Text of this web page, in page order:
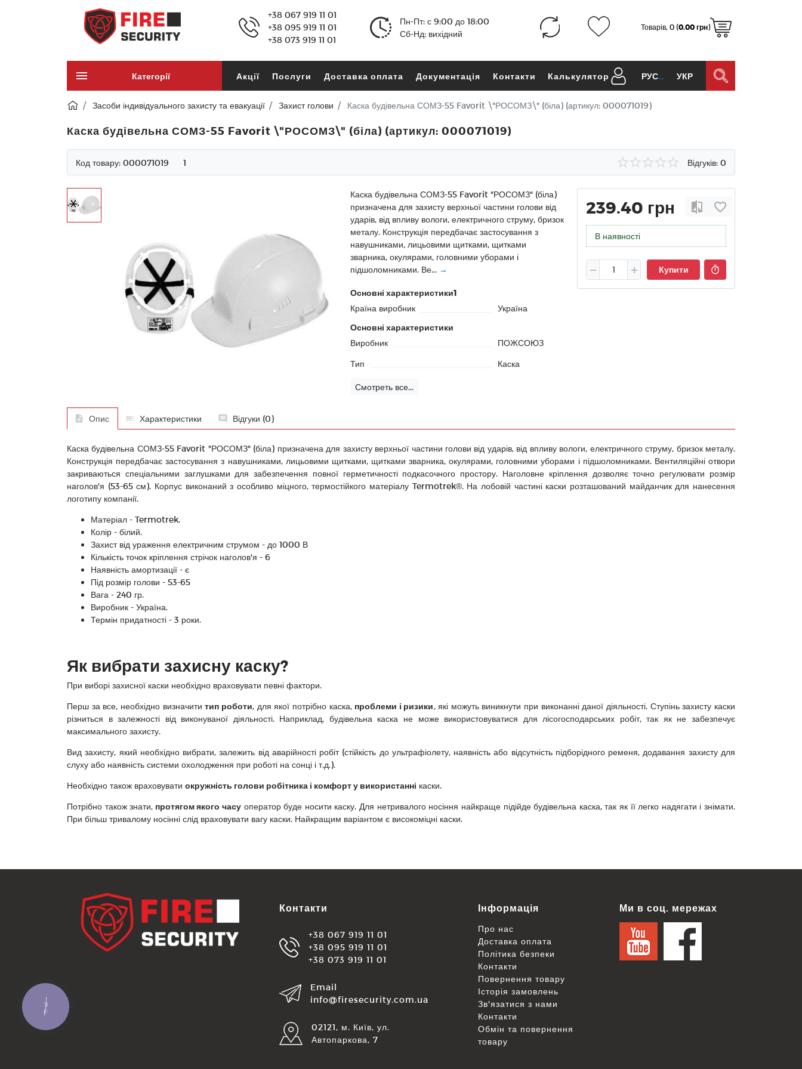
+38 067 919 11 01
+38 095 919 11 01
+38 073 919 11 01
Пн-Пт: с 9:00 до 18:00
Сб-Нд: вихідний
Товарів, 0 (0.00 грн)
Категорії Акції Послуги Доставка оплата Документація Контакти Калькулятор РУС УКР
Засоби індивідуального захисту та евакуації Захист голови Каска будівельна СОМЗ-55 Favorit \"РОСОМЗ\" (біла) (артикул: 000071019)
Каска будівельна СОМЗ-55 Favorit \"РОСОМЗ\" (біла) (артикул: 000071019)
Код товару: 000071019 1 Відгуків: 0
239.40 грн
В наявності
Купити
Каска будівельна СОМЗ-55 Favorit "РОСОМЗ" (біла)
призначена для захисту верхньої частини голови від
ударів, від впливу вологи, електричного струму, бризок
металу. Конструкція передбачає застосування з
навушниками, лицьовими щитками, щитками
зварника, окулярами, головними уборами і
підшоломниками. Ве... →
Основні характеристики1
Країна виробник
Україна
Основні характеристики
Виробник
ПОЖСОЮЗ
Тип Каска
Смотреть все...
Опис Характеристики Відгуки (0)
Каска будівельна СОМЗ-55 Favorit "РОСОМЗ" (біла) призначена для захисту верхньої частини голови від ударів, від впливу вологи, електричного струму, бризок металу.
Конструкція передбачає застосування з навушниками, лицьовими щитками, щитками зварника, окулярами, головними уборами і підшоломниками. Вентиляційні отвори
закриваються спеціальними заглушками для забезпечення повної герметичності подкасочного простору. Наголовне кріплення дозволяє точно регулювати розмір
наголов'я (53-65 см). Корпус виконаний з особливо міцного, термостійкого матеріалу Termotrek®. На лобовій частині каски розташований майданчик для нанесення
логотипу компанії.
Матеріал - Termotrek.
Колір - білий.
Захист від ураження електричним струмом - до 1000 В
Кількість точок кріплення стрічок наголов'я - 6
Наявність амортизації - є
Під розмір голови - 53-65
Вага - 240 гр.
Виробник - Україна.
Термін придатності - 3 роки.
Як вибрати захисну каску?
При виборі захисної каски необхідно враховувати певні фактори.
Перш за все, необхідно визначититип роботи, для якої потрібно каска, проблеми і ризики, які можуть виникнути при виконанні даної діяльності. Ступінь захисту каски
різниться в залежності від виконуваної діяльності. Наприклад, будівельна каска не може використовуватися для лісогосподарських робіт, так як не забезпечує
максимального захисту.
Вид захисту, який необхідно вибрати, залежить від аварійності робіт (стійкість до ультрафіолету, наявність або відсутність підборідного ременя, додавання захисту для
слуху або наявність системи охолодження при роботі на сонці і т.д.).
Необхідно також враховувати окружність голови робітника і комфорт у використанні каски.
Потрібно також знати, протягом якого часу оператор буде носити каску. Для нетривалого носіння найкраще підійде будівельна каска, так як її легко надягати і знімати.
При більш тривалому носінні слід враховувати вагу каски. Найкращим варіантом є високоміцні каски.
Контакти
+38 067 919 11 01
+38 095 919 11 01
+38 073 919 11 01
Email
info@firesecurity.com.ua
02121, м. Київ, ул.
Автопаркова, 7
Інформація
Про нас
Доставка оплата
Політика безпеки
Контакти
Повернення товару
Історія замовлень
Зв'язатися з нами
Контакти
Обмін та повернення
товару
Ми в соц. мережах
КНОПКА
ЗВ'ЯЗКУ